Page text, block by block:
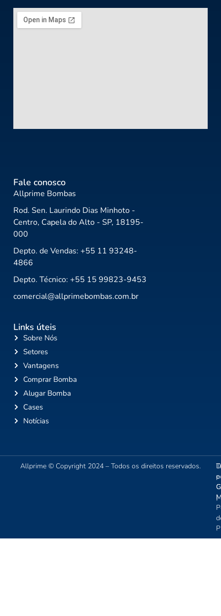
Links úteis
Sobre Nós
Setores
Vantagens
Comprar Bomba
Alugar Bomba
Cases
Notícias
Fale conosco
Allprime Bombas
Rod. Sen. Laurindo Dias Minhoto -
Centro, Capela do Alto - SP, 18195-
000
Depto. de Vendas: +55 11 93248-
4866
Depto. Técnico: +55 15 99823-9453
comercial@allprimebombas.com.br
Allprime © Copyright 2024 – Todos os direitos reservados.
e
|